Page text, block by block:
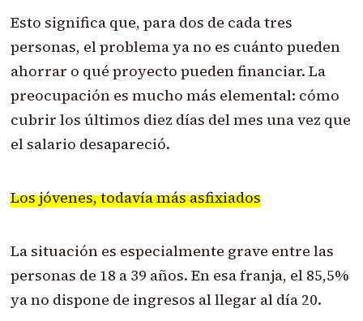
Esto significa que, para dos de cada tres
personas, el problema ya no es cuánto pueden
ahorrar o qué proyecto pueden financiar. La
preocupación es mucho más elemental: cómo
cubrir los últimos diez días del mes una vez que
el salario desapareció.
Los jóvenes, todavía más asfixiados
La situación es especialmente grave entre las
personas de 18 a 39 años. En esa franja, el 85,5%
ya no dispone de ingresos al llegar al día 20.